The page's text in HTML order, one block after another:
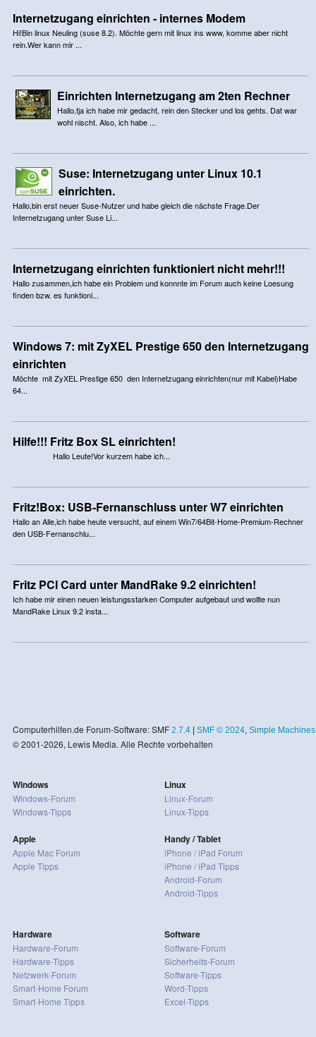
Internetzugang einrichten - internes Modem
Hi!Bin linux Neuling (suse 8.2). Möchte gern mit linux ins www, komme aber nicht
rein.Wer kann mir ...
Einrichten Internetzugang am 2ten Rechner
Hallo,tja ich habe mir gedacht, rein den Stecker und los gehts. Dat war
wohl nischt. Also, ich habe ...
Suse: Internetzugang unter Linux 10.1
einrichten.
Hallo,bin erst neuer Suse-Nutzer und habe gleich die nächste Frage.Der
Internetzugang unter Suse Li...
Internetzugang einrichten funktioniert nicht mehr!!!
Hallo zusammen,ich habe ein Problem und konnnte im Forum auch keine Loesung
finden bzw. es funktioni...
Windows 7: mit ZyXEL Prestige 650 den Internetzugang
einrichten
Möchte mit ZyXEL Prestige 650 den Internetzugang einrichten(nur mit Kabel)Habe
64...
Hilfe!!! Fritz Box SL einrichten!
Hallo Leute!Vor kurzem habe ich...
Fritz!Box: USB-Fernanschluss unter W7 einrichten
Hallo an Alle,ich habe heute versucht, auf einem Win7/64Bit-Home-Premium-Rechner
den USB-Fernanschlu...
Fritz PCI Card unter MandRake 9.2 einrichten!
Ich habe mir einen neuen leistungsstarken Computer aufgebaut und wollte nun
MandRake Linux 9.2 insta...
Computerhilfen.de Forum-Software: SMF 2.7.4| SMF © 2024, Simple Machines
© 2001-2026, Lewis Media. Alle Rechte vorbehalten
Windows
Windows-Forum
Windows-Tipps
Apple
Apple Mac Forum
Apple Tipps
Linux
Linux-Forum
Linux-Tipps
Handy / Tablet
iPhone / iPad Forum
iPhone / iPad Tipps
Android-Forum
Android-Tipps
Hardware
Hardware-Forum
Hardware-Tipps
Netzwerk-Forum
Smart-Home Forum
Smart-Home Tipps
Software
Software-Forum
Sicherheits-Forum
Software-Tipps
Word-Tipps
Excel-Tipps